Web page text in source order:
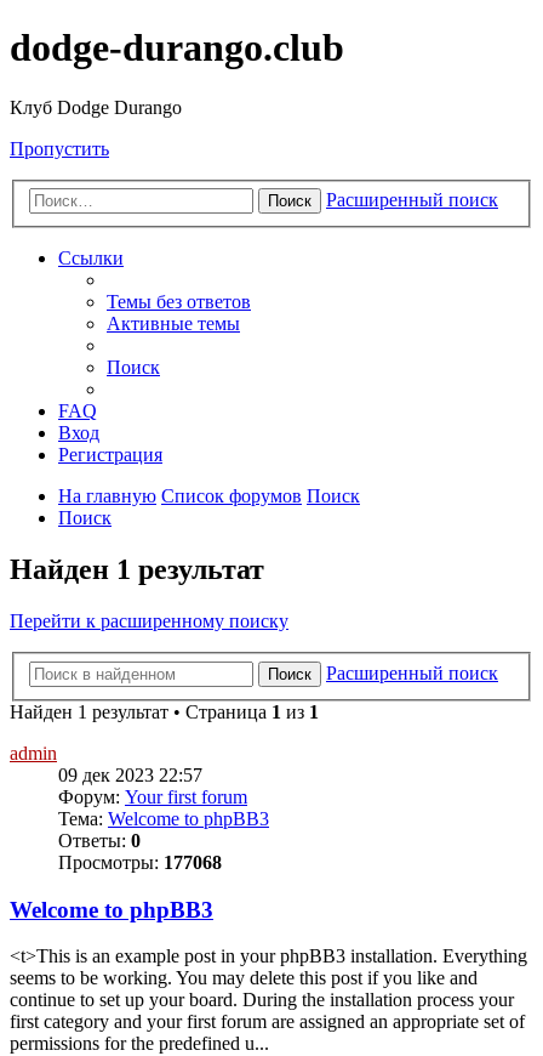
dodge-durango.club
Клуб Dodge Durango
Пропустить
Поиск Расширенный поиск
Ссылки
Темы без ответов
Активные темы
Поиск
FAQ
Вход
Регистрация
На главную Список форумов Поиск
Поиск
Найден 1 результат
Перейти к расширенному поиску
Поиск
Расширенный поиск
Найден 1 результат • Страница 1 из 1
admin
09 дек 2023 22:57
Форум: Your first forum
Тема: Welcome to phpBB3
Ответы: 0
Просмотры: 177068
Welcome to phpBB3
<t>This is an example post in your phpBB3 installation. Everything
seems to be working. You may delete this post if you like and
continue to set up your board. During the installation process your
first category and your first forum are assigned an appropriate set of
permissions for the predefined u...